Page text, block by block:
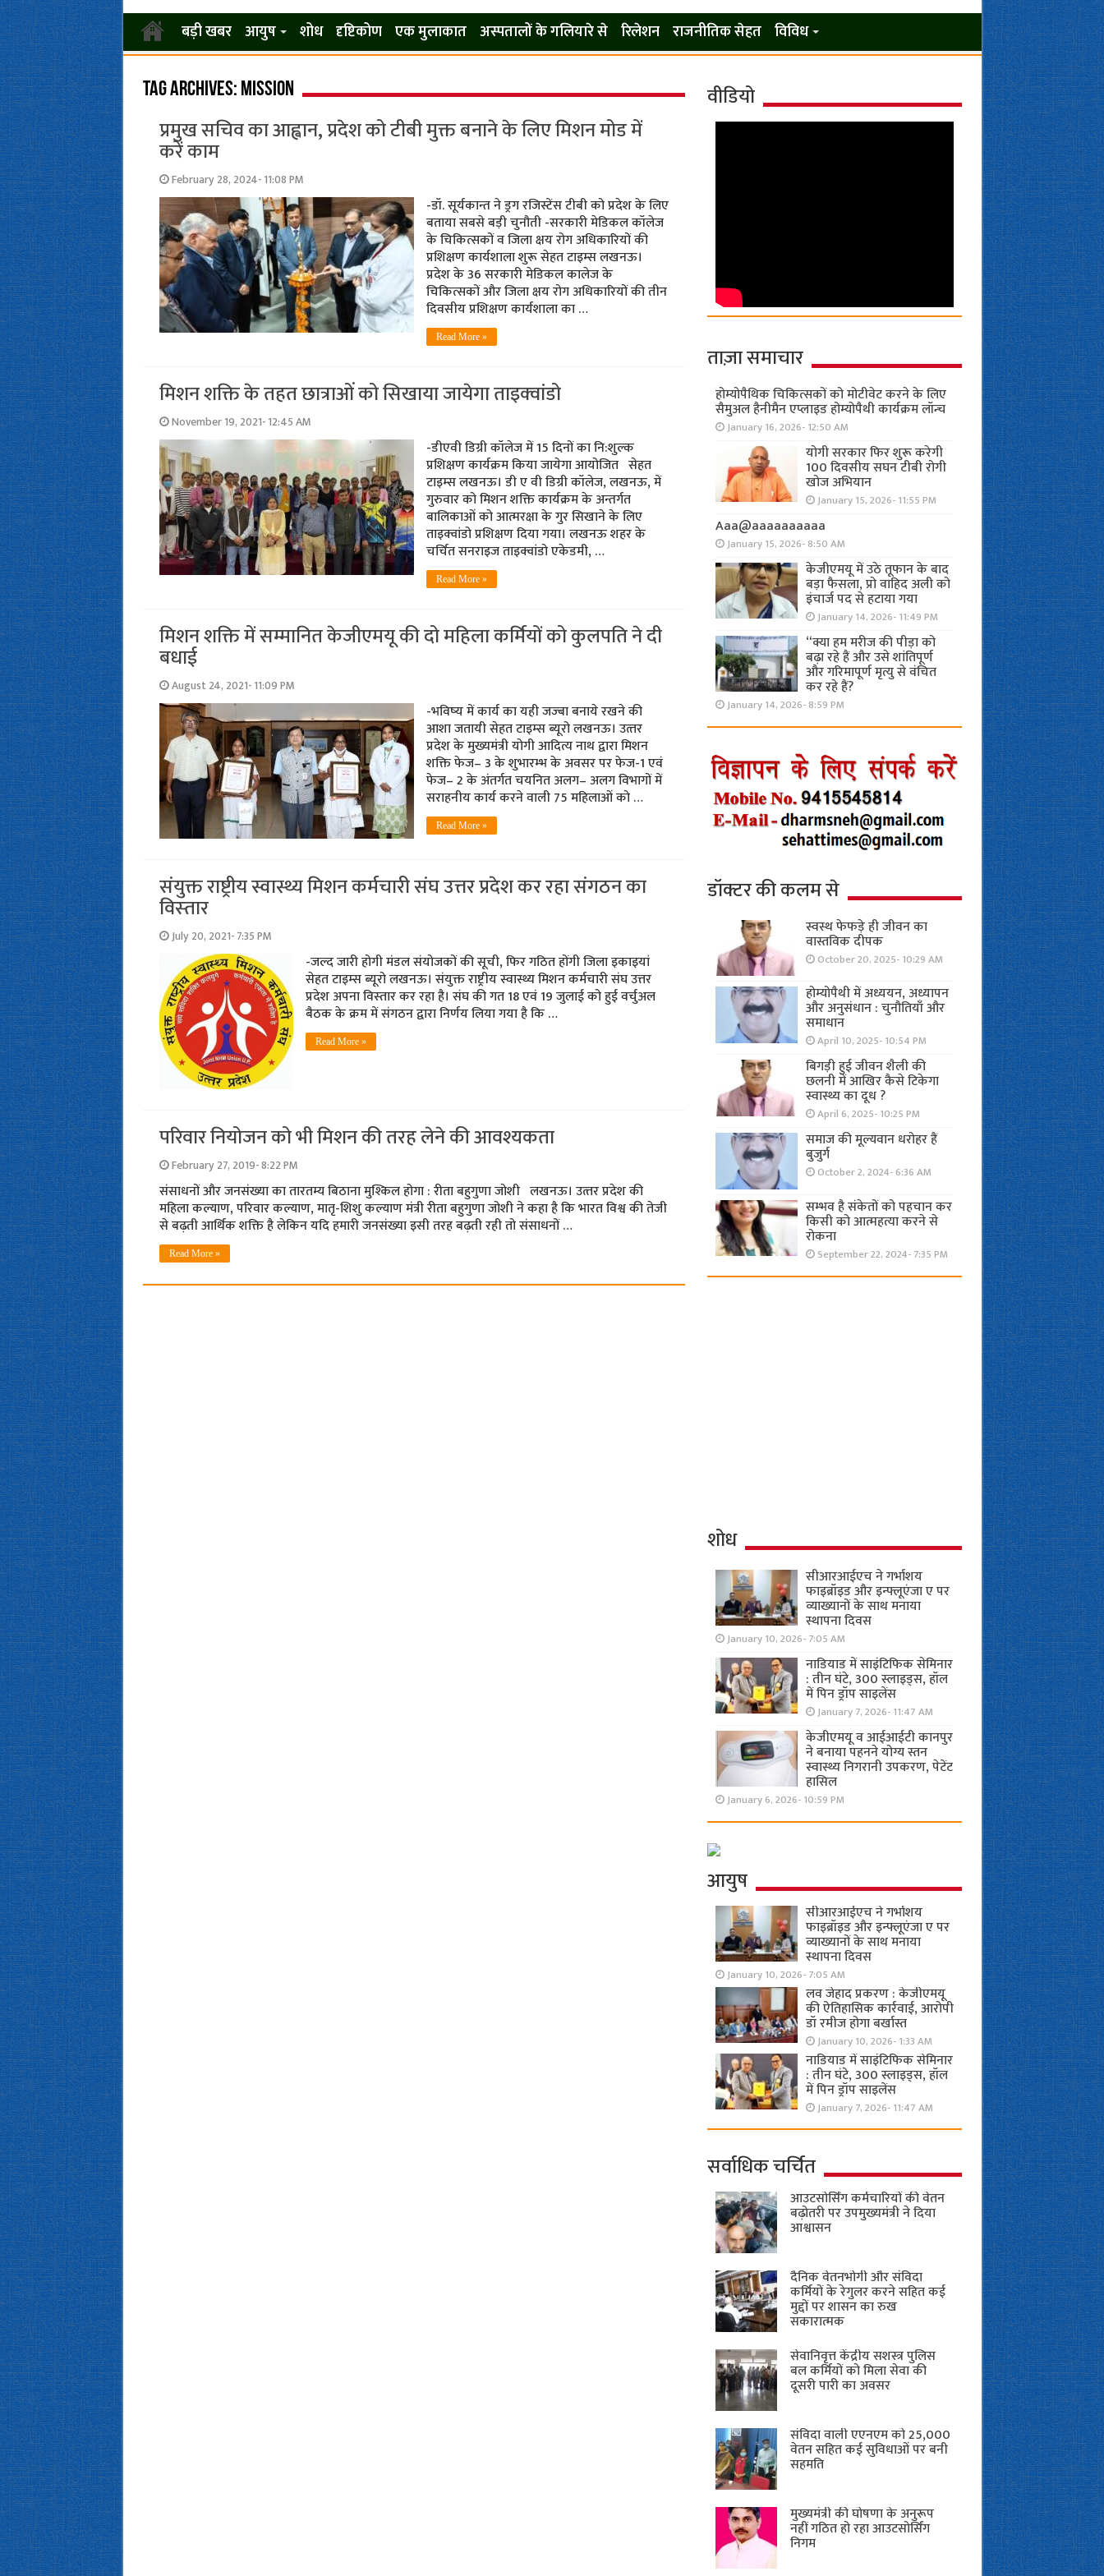
बड़ी खबर आयुष शोध दृष्टिकोण एक मुलाकात अस्पतालों के गलियारे से रिलेशन राजनीतिक सेहत विविध
Tag Archives: mission
प्रमुख सचिव का आह्वान, प्रदेश को टीबी मुक्त बनाने के लिए मिशन मोड में
करें काम
February 28, 2024- 11:08 PM
-डॉ. सूर्यकान्त ने ड्रग रजिस्टेंस टीबी को प्रदेश के लिए
बताया सबसे बड़ी चुनौती -सरकारी मेडिकल कॉलेज
के चिकित्सकों व जिला क्षय रोग अधिकारियों की
प्रशिक्षण कार्यशाला शुरू सेहत टाइम्स लखनऊ।
प्रदेश के 36 सरकारी मेडिकल कालेज के
चिकित्सकों और जिला क्षय रोग अधिकारियों की तीन
दिवसीय प्रशिक्षण कार्यशाला का …
Read More »
मिशन शक्ति के तहत छात्राओं को सिखाया जायेगा ताइक्‍वांडो
November 19, 2021- 12:45 AM
-डीएवी डिग्री कॉलेज में 15 दिनों का नि:शुल्‍क
प्रशिक्षण कार्यक्रम किया जायेगा आयोजित सेहत
टाइम्‍स लखनऊ। डी ए वी डिग्री कॉलेज, लखनऊ, में
गुरुवार को मिशन शक्ति कार्यक्रम के अन्तर्गत
बालिकाओं को आत्मरक्षा के गुर सिखाने के लिए
ताइक्वांडो प्रशिक्षण दिया गया। लखनऊ शहर के
चर्चित सनराइज ताइक्वांडो एकेडमी, …
Read More »
मिशन शक्ति में सम्‍मानित केजीएमयू की दो महिला कर्मियों को कुलपति ने दी
बधाई
August 24, 2021- 11:09 PM
-भविष्‍य में कार्य का यही जज्‍बा बनाये रखने की
आशा जतायी सेहत टाइम्‍स ब्‍यूरो लखनऊ। उत्‍तर
प्रदेश के मुख्यमंत्री योगी आदित्य नाथ द्वारा मिशन
शक्ति फेज– 3 के शुभारम्भ के अवसर पर फेज-1 एवं
फेज– 2 के अंतर्गत चयनित अलग– अलग विभागों में
सराहनीय कार्य करने वाली 75 महिलाओं को …
Read More »
संयुक्त राष्ट्रीय स्वास्थ्य मिशन कर्मचारी संघ उत्तर प्रदेश कर रहा संगठन का
विस्‍तार
July 20, 2021- 7:35 PM
-जल्‍द जारी होगी मंडल संयोजकों की सूची, फि‍र गठित होंगी जिला इकाइयां
सेहत टाइम्‍स ब्‍यूरो लखनऊ। संयुक्त राष्ट्रीय स्वास्थ्य मिशन कर्मचारी संघ उत्तर
प्रदेश अपना विस्‍तार कर रहा है। संघ की गत 18 एवं 19 जुलाई को हुई वर्चुअल
बैठक के क्रम में संगठन द्वारा निर्णय लिया गया है कि …
Read More »
परिवार नियोजन को भी मिशन की तरह लेने की आवश्यकता
February 27, 2019- 8:22 PM
संसाधनों और जनसंख्या का तारतम्य बिठाना मुश्किल होगा : रीता बहुगुणा जोशी लखनऊ। उत्‍तर प्रदेश की
महिला कल्याण, परिवार कल्याण, मातृ-शिशु कल्याण मंत्री रीता बहुगुणा जोशी ने कहा है कि भारत विश्व की तेजी
से बढ़ती आर्थिक शक्ति है लेकिन यदि हमारी जनसंख्या इसी तरह बढ़ती रही तो संसाधनों …
Read More »
वीडियो
ताज़ा समाचार
होम्योपैथिक चिकित्सकों को मोटीवेट करने के लिए
सैमुअल हैनीमैन एप्लाइड होम्योपैथी कार्यक्रम लॉन्च
January 16, 2026- 12:50 AM
योगी सरकार फिर शुरू करेगी
100 दिवसीय सघन टीबी रोगी
खोज अभियान
January 15, 2026- 11:55 PM
Aaa@aaaaaaaaaa
January 15, 2026- 8:50 AM
केजीएमयू में उठे तूफान के बाद
बड़ा फैसला, प्रो वाहिद अली को
इंचार्ज पद से हटाया गया
January 14, 2026- 11:49 PM
“क्या हम मरीज की पीड़ा को
बढ़ा रहे हैं और उसे शांतिपूर्ण
और गरिमापूर्ण मृत्यु से वंचित
कर रहे हैं?
January 14, 2026- 8:59 PM
डॉक्टर की कलम से
स्वस्थ फेफड़े ही जीवन का
वास्तविक दीपक
October 20, 2025- 10:29 AM
होम्योपैथी में अध्ययन, अध्यापन
और अनुसंधान : चुनौतियाँ और
समाधान
April 10, 2025- 10:54 PM
बिगड़ी हुई जीवन शैली की
छलनी में आखिर कैसे टिकेगा
स्वास्थ्य का दूध ?
April 6, 2025- 10:25 PM
समाज की मूल्यवान धरोहर हैं
बुजुर्ग
October 2, 2024- 6:36 AM
सम्भव है संकेतों को पहचान कर
किसी को आत्महत्या करने से
रोकना
September 22, 2024- 7:35 PM
शोध
सीआरआईएच ने गर्भाशय
फाइब्रॉइड और इन्फ्लूएंजा ए पर
व्याख्यानों के साथ मनाया
स्थापना दिवस
January 10, 2026- 7:05 AM
नाडियाड में साइंटिफिक सेमिनार
: तीन घंटे, 300 स्लाइड्स, हॉल
में पिन ड्रॉप साइलेंस
January 7, 2026- 11:47 AM
केजीएमयू व आईआईटी कानपुर
ने बनाया पहनने योग्य स्तन
स्वास्थ्य निगरानी उपकरण, पेटेंट
हासिल
January 6, 2026- 10:59 PM
आयुष
सीआरआईएच ने गर्भाशय
फाइब्रॉइड और इन्फ्लूएंजा ए पर
व्याख्यानों के साथ मनाया
स्थापना दिवस
January 10, 2026- 7:05 AM
लव जेहाद प्रकरण : केजीएमयू
की ऐतिहासिक कार्रवाई, आरोपी
डॉ रमीज होगा बर्खास्त
January 10, 2026- 1:33 AM
नाडियाड में साइंटिफिक सेमिनार
: तीन घंटे, 300 स्लाइड्स, हॉल
में पिन ड्रॉप साइलेंस
January 7, 2026- 11:47 AM
सर्वाधिक चर्चित
आउटसोर्सिंग कर्मचारियों की वेतन
बढ़ोतरी पर उपमुख्यमंत्री ने दिया
आश्वासन
दैनिक वेतनभोगी और संविदा
कर्मियों के रेगुलर करने सहित कई
मुद्दों पर शासन का रुख
सकारात्मक
सेवानिवृत्त केंद्रीय सशस्त्र पुलिस
बल ​कर्मियों को मिला सेवा की
दूसरी पारी का अवसर
संविदा वाली एएनएम को 25,000
वेतन सहित कई सुविधाओं पर बनी
सहमति
मुख्यमंत्री की घोषणा के अनुरूप
नहीं गठित हो रहा आउटसोर्सिंग
निगम